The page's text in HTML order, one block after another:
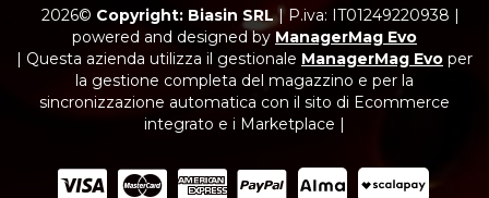
2026© Copyright: Biasin SRL| P.iva: IT01249220938 |
powered and designed by ManagerMag Evo
| Questa azienda utilizza il gestionale ManagerMag Evo per
la gestione completa del magazzino e per la
sincronizzazione automatica con il sito di Ecommerce
integrato e i Marketplace |